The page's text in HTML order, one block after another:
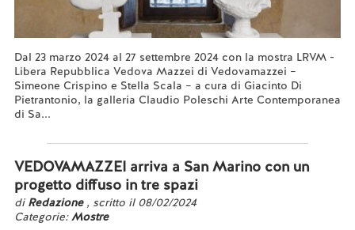
Dal 23 marzo 2024 al 27 settembre 2024 con la mostra LRVM -
Libera Repubblica Vedova Mazzei di Vedovamazzei –
Simeone Crispino e Stella Scala – a cura di Giacinto Di
Pietrantonio, la galleria Claudio Poleschi Arte Contemporanea
di Sa...
VEDOVAMAZZEI arriva a San Marino con un
progetto diffuso in tre spazi
di Redazione , scritto il 08/02/2024
Categorie:Mostre